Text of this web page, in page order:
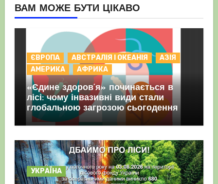
ВАМ МОЖЕ БУТИ ЦІКАВО
ЄВРОПА АВСТРАЛІЯ І ОКЕАНІЯ
АЗІЯ
АМЕРИКА
АФРИКА
«Єдине здоров’я» починається в
лісі: чому інвазивні види стали
глобальною загрозою сьогодення
УКРАЇНА